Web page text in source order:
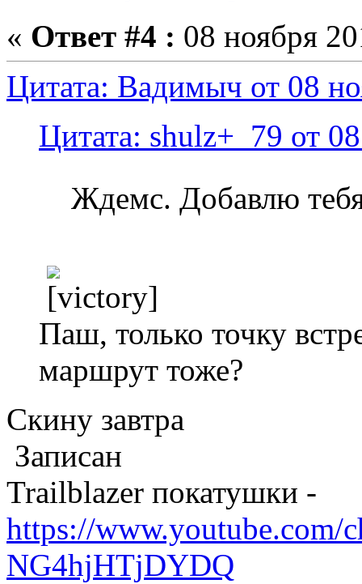
« Ответ #4 : 08 ноября
Цитата: Вадимыч от 08
Цитата: shulz+_79 от
Ждемс. Добавлю
Паш, только точку
маршрут тоже?
Скину завтра
Записан
Trailblazer покатушки -
https://
NG4hjHTjDYDQ